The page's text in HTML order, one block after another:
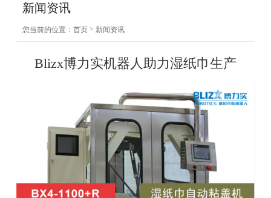
新闻资讯
您当前的位置：首页 > 新闻资讯
Blizx博力实机器人助力湿纸巾生产